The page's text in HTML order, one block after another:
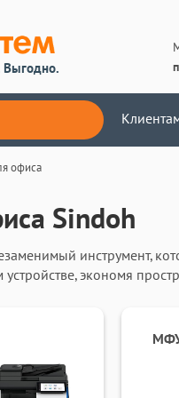
Выгодно.
офиса
Sindoh
инструмент,
экономя
которое